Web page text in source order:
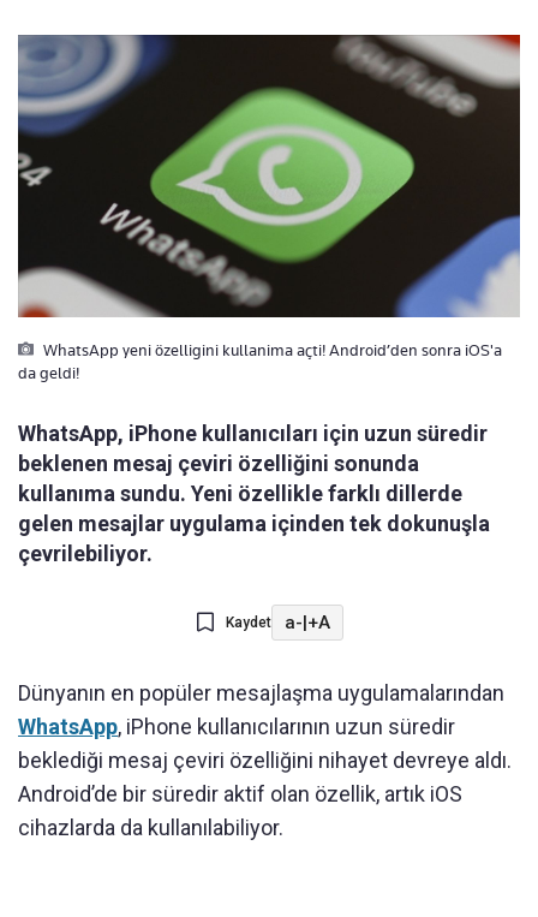
WhatsApp yeni özelligini kullanima açti! Android’den sonra iOS'a
da geldi!
WhatsApp, iPhone kullanıcıları için uzun süredir
beklenen mesaj çeviri özelliğini sonunda
kullanıma sundu. Yeni özellikle farklı dillerde
gelen mesajlar uygulama içinden tek dokunuşla
çevrilebiliyor.
Kaydet a-|+A
Dünyanın en popüler mesajlaşma uygulamalarından
WhatsApp, iPhone kullanıcılarının uzun süredir
beklediği mesaj çeviri özelliğini nihayet devreye aldı.
Android’de bir süredir aktif olan özellik, artık iOS
cihazlarda da kullanılabiliyor.